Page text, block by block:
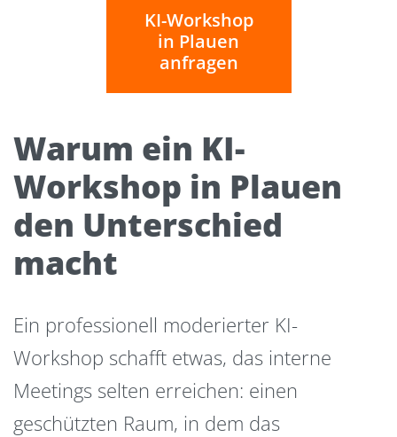
KI-Workshop
in Plauen
anfragen
Warum ein KI-
Workshop in Plauen
den Unterschied
macht
Ein professionell moderierter KI-
Workshop schafft etwas, das interne
Meetings selten erreichen: einen
geschützten Raum, in dem das